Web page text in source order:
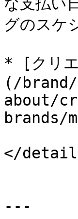
グのスケ
* [クリエ
(/
about/
brands/
</
---